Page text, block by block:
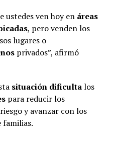
ustedes ven hoy en áreas
, pero venden los
lugares o
privados”, afirmó
situación dificultalos
para reducir los
y avanzar con los